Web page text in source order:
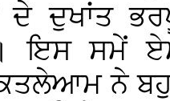
ਦੁਖਾਂਤ
ਇਸ ਸਮੇਂ
ਨੇ